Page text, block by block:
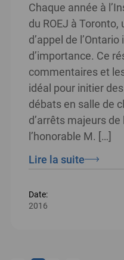
Chaque année à
du ROEJ à Toronto,
d’appel de
d’importance. Ce
commentaires et
idéal pour initier
débats en salle de
d’arrêts majeurs de
l’honorable M. […]
Lire la suite
Date:
2016